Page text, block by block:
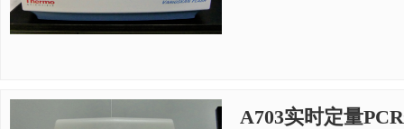
A703实时定量